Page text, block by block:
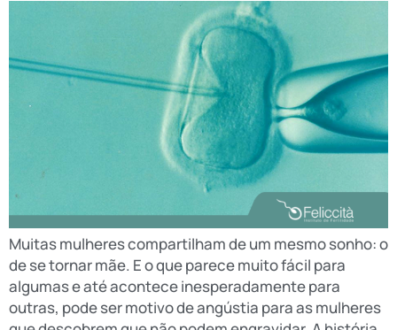
Muitas mulheres compartilham de um mesmo sonho: o
de se tornar mãe. E o que parece muito fácil para
algumas e até acontece inesperadamente para
outras, pode ser motivo de angústia para as mulheres